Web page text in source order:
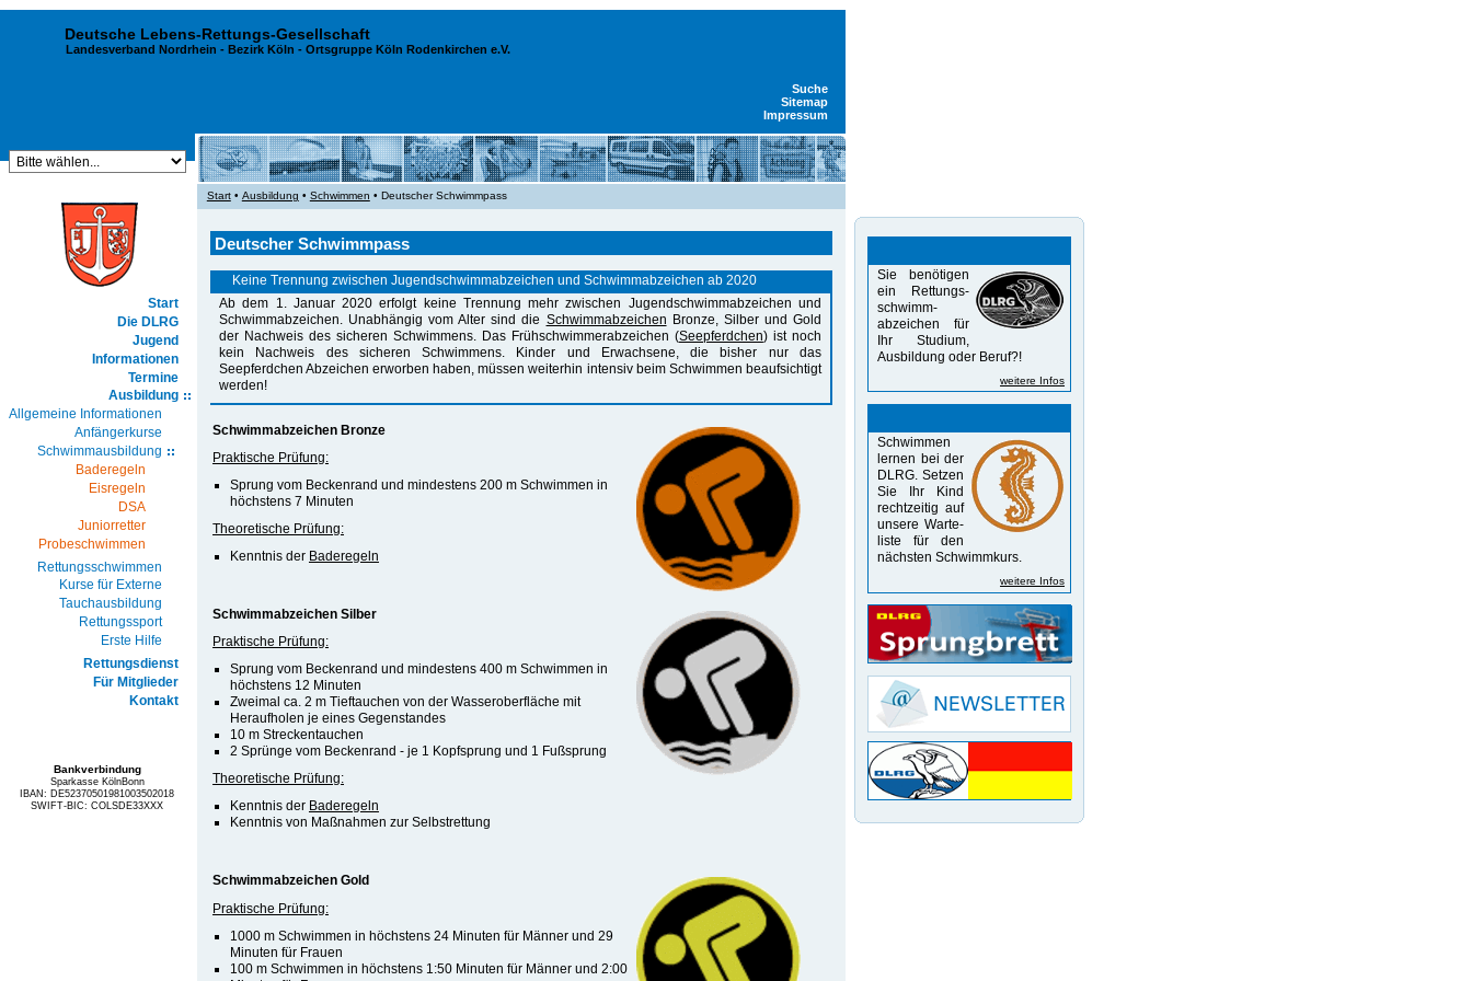
Deutsche Lebens-Rettungs-Gesellschaft
Landesverband Nordrhein - Bezirk Köln - Ortsgruppe Köln Rodenkirchen e.V.
Suche
Sitemap
Impressum
Start
Die DLRG
Jugend
Informationen
Termine
Ausbildung
Allgemeine Informationen
Anfängerkurse
Schwimmausbildung
Baderegeln
Eisregeln
DSA
Juniorretter
Probeschwimmen
Rettungsschwimmen
Kurse für Externe
Tauchausbildung
Rettungssport
Erste Hilfe
Rettungsdienst
Für Mitglieder
Kontakt
Bankverbindung
Sparkasse KölnBonn
IBAN: DE52370501981003502018
SWIFT-BIC: COLSDE33XXX
Start• Ausbildung • Schwimmen • Deutscher Schwimmpass
Deutscher Schwimmpass
Keine Trennung zwischen Jugendschwimmabzeichen und Schwimmabzeichen ab 2020
Ab dem 1. Januar 2020 erfolgt keine Trennung mehr zwischen Jugendschwimmabzeichen und
Schwimmabzeichen. Unabhängig vom Alter sind die Schwimmabzeichen Bronze, Silber und Gold
der Nachweis des sicheren Schwimmens. Das Frühschwimmerabzeichen (Seepferdchen) ist noch
kein Nachweis des sicheren Schwimmens. Kinder und Erwachsene, die bisher nur das
Seepferdchen Abzeichen erworben haben, müssen weiterhin intensiv beim Schwimmen beaufsichtigt
werden!
Schwimmabzeichen Bronze
Praktische Prüfung:
Sprung vom Beckenrand und mindestens 200 m Schwimmen in
höchstens 7 Minuten
Theoretische Prüfung:
Kenntnis der Baderegeln
Schwimmabzeichen Silber
Praktische Prüfung:
Sprung vom Beckenrand und mindestens 400 m Schwimmen in
höchstens 12 Minuten
Zweimal ca. 2 m Tieftauchen von der Wasseroberfläche mit
Heraufholen je eines Gegenstandes
10 m Streckentauchen
2 Sprünge vom Beckenrand - je 1 Kopfsprung und 1 Fußsprung
Theoretische Prüfung:
Kenntnis der Baderegeln
Kenntnis von Maßnahmen zur Selbstrettung
Schwimmabzeichen Gold
Praktische Prüfung:
1000 m Schwimmen in höchstens 24 Minuten für Männer und 29
Minuten für Frauen
100 m Schwimmen in höchstens 1:50 Minuten für Männer und 2:00
Sie benötigen
ein Rettungs-
schwimm-
abzeichen für
Ihr Studium,
Aus­bildung oder Beruf?!
weitere Infos
Schwimmen
lernen bei der
DLRG. Setzen
Sie Ihr Kind
recht­zeitig auf
unsere Warte­
liste für den
nächsten Schwimm­kurs.
weitere Infos